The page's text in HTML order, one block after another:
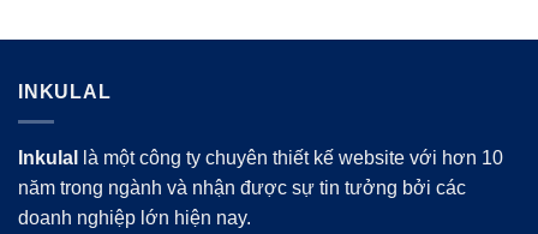
INKULAL
Inkulal
là một công ty chuyên thiết kế website với hơn 10
năm trong ngành và nhận được sự tin tưởng bởi các
doanh nghiệp lớn hiện nay.